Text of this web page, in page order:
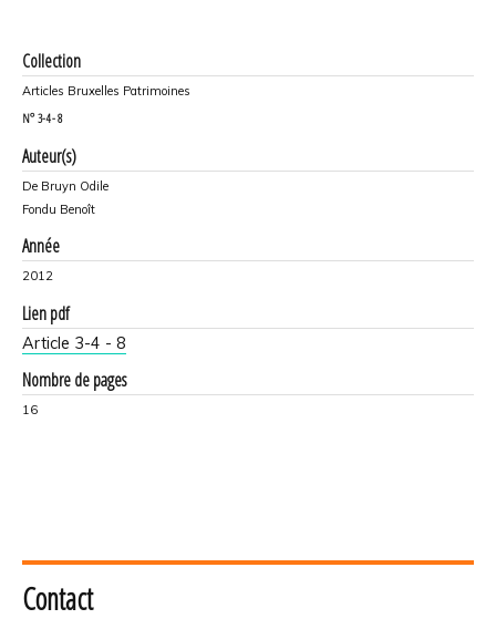
Collection
Articles Bruxelles Patrimoines
N° 3-4 - 8
Auteur(s)
De Bruyn Odile
Fondu Benoît
Année
2012
Lien pdf
Article 3-4 - 8
Nombre de pages
16
Contact